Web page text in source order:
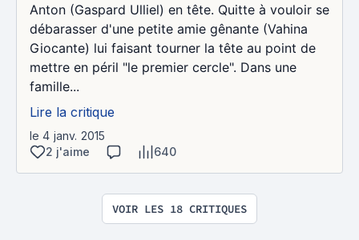
Anton (Gaspard Ulliel) en tête. Quitte à vouloir se
débarasser d'une petite amie gênante (Vahina
Giocante) lui faisant tourner la tête au point de
mettre en péril "le premier cercle". Dans une
famille...
Lire la critique
le 4 janv. 2015
2 j'aime
640
VOIR LES 18 CRITIQUES